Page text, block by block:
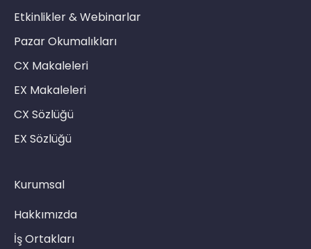
Etkinlikler & Webinarlar
Pazar Okumalıkları
CX Makaleleri
EX Makaleleri
CX Sözlüğü
EX Sözlüğü
Kurumsal
Hakkımızda
İş Ortakları